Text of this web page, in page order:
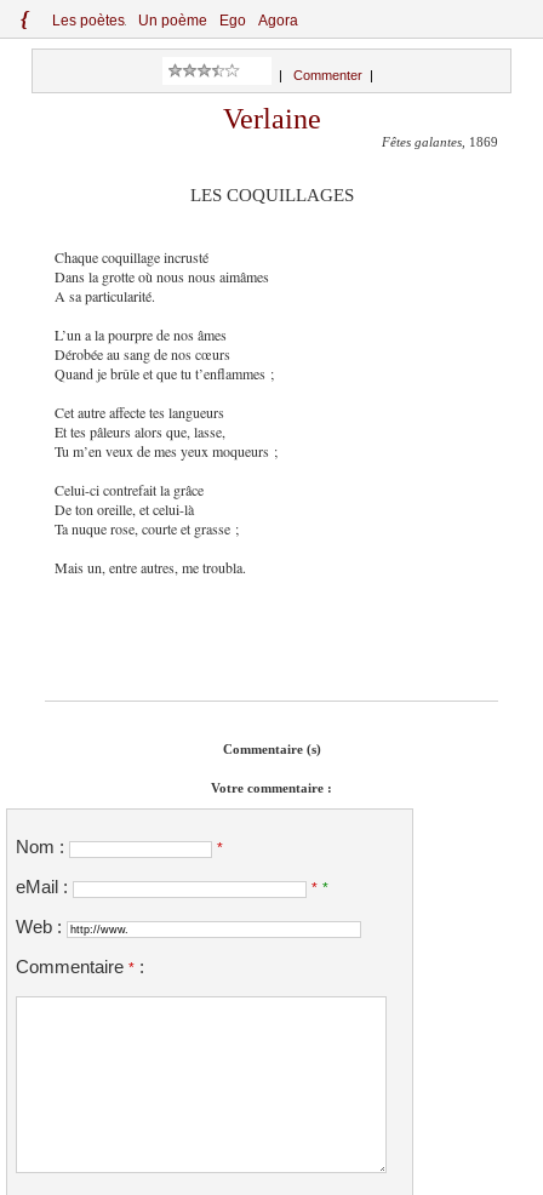
{ Les poètes Un poème Ego Agora
Commenter
Verlaine
Fêtes galantes , 1869
LES COQUILLAGES
Chaque coquillage incrusté
Dans la grotte où nous nous aimâmes
A sa particularité.
L’un a la pourpre de nos âmes
Dérobée au sang de nos cœurs
Quand je brûle et que tu t’enflammes ;
Cet autre affecte tes langueurs
Et tes pâleurs alors que, lasse,
Tu m’en veux de mes yeux moqueurs ;
Celui-ci contrefait la grâce
De ton oreille, et celui-là
Ta nuque rose, courte et grasse ;
Mais un, entre autres, me troubla.
Commentaire (s)
Votre commentaire :
Nom : *
eMail : * *
Web :
Commentaire * :